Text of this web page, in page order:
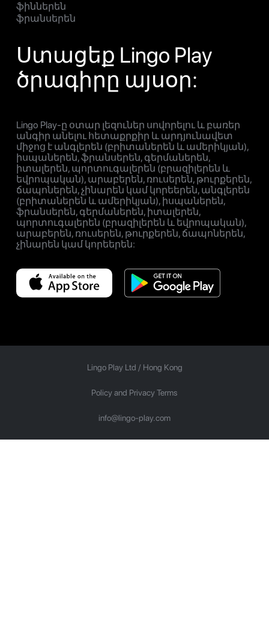
ֆիններեն
ֆրանսերեն
Ստացեք Lingo Play
ծրագիրը այսօր:
Lingo Play-ը օտար լեզուներ սովորելու և բառեր
անգիր անելու հետաքրքիր և արդյունավետ
միջոց է անգլերեն (բրիտաներեն և ամերիկյան),
իսպաներեն, ֆրանսերեն, գերմաներեն,
իտալերեն, պորտուգալերեն (բրազիլերեն և
եվրոպական), արաբերեն, ռուսերեն, թուրքերեն,
ճապոներեն, չինարեն կամ կորեերեն, անգլերեն
(բրիտաներեն և ամերիկյան), իսպաներեն,
ֆրանսերեն, գերմաներեն, իտալերեն,
պորտուգալերեն (բրազիլերեն և եվրոպական),
արաբերեն, ռուսերեն, թուրքերեն, ճապոներեն,
չինարեն կամ կորեերեն:
Lingo Play Ltd / Hong Kong
Policy and Privacy Terms
info@lingo-play.com